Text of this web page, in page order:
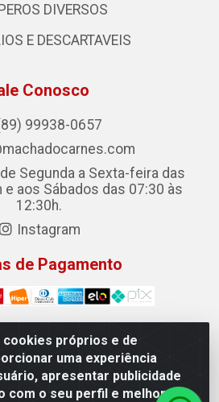
próprios e de
uma experiência
apresentar publicidade
com o seu perfil e melhorar a
DIVERSOS
E DESCARTAVEIS
Conosco
99938-0657
Segunda a Sexta-feira das
e aos Sábados das 07:30 às
12:30h.
Instagram
de Pagamento
de Alimentos LTDA -
Candido Aleixo, 148 - Centro -
000 - 31.391.008/0001-50